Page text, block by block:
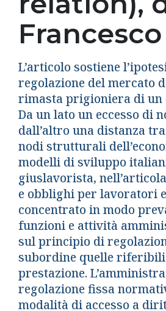
L’articolo sostiene
regolazione del mercato
rimasta prigioniera di un
Da un lato un eccesso di
dall’altro una distanza
nodi strutturali
modelli di sviluppo
giuslavorista,
e obblighi per lavoratori
concentrato in modo
funzioni e attività
sul principio di
subordine quelle
prestazione.
regolazione fissa
modalità di accesso a